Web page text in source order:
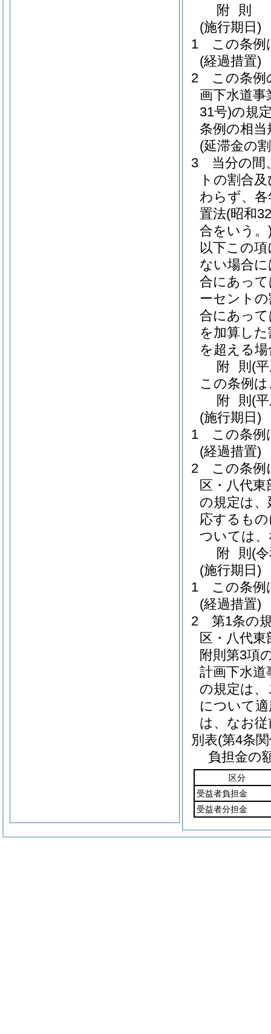
附 則
(施行期日)
1
この条例
(経過措置)
2
この条例
画下水道
31号)の規
条例の相
(延滞金の
3
当分の間
トの割合
わらず、
置法(昭和
合をいう。
以下この
ない場合
合にあっ
ーセント
合にあっ
を加算した
を超える
附 則 (
この条例
附 則 (
(施行期日)
1
この条例
(経過措置)
2
この条例
区・八代東
の規定は
応するも
ついては
附 則 (
(施行期日)
1
この条例
(経過措置)
2
第1条の
区・八代東
附則第3項
計画下水道
の規定は
について
は、なお
別表(第4条
負担金の
区分
受益者負担金
受益者分担金